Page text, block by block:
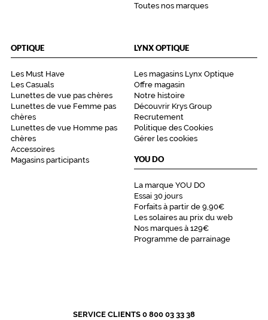
Toutes nos marques
OPTIQUE
Les Must Have
Les Casuals
Lunettes de vue pas chères
Lunettes de vue Femme pas
chères
Lunettes de vue Homme pas
chères
Accessoires
Magasins participants
LYNX OPTIQUE
Les magasins Lynx Optique
Offre magasin
Notre histoire
Découvrir Krys Group
Recrutement
Politique des Cookies
Gérer les cookies
YOU DO
La marque YOU DO
Essai 30 jours
Forfaits à partir de 9,90€
Les solaires au prix du web
Nos marques à 129€
Programme de parrainage
SERVICE CLIENTS 0 800 03 33 38